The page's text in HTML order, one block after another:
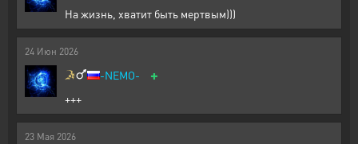
На жизнь, хватит быть мертвым)))
24 Июн 2026
-NEMO- +
+++
23 Мая 2026